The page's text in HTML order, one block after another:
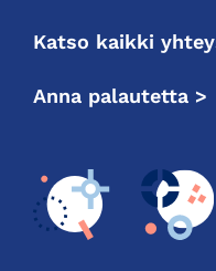
Katso kaikki
Anna palautetta >